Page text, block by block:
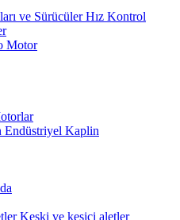
Hız Kontrol
Motor
Endüstriyel Kaplin
Keski ve kesici aletler